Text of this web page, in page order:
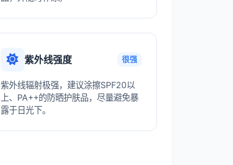
紫外线强度 很强
紫外线辐射极强，建议涂擦SPF20以
上、PA++的防晒护肤品，尽量避免暴
露于日光下。